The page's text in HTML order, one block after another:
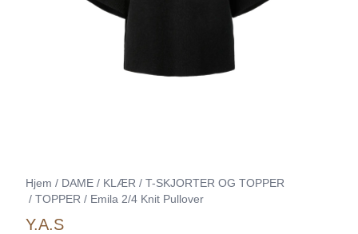
Hjem / DAME / KLÆR / T-SKJORTER OG TOPPER
/ TOPPER / Emila 2/4 Knit Pullover
Y.A.S